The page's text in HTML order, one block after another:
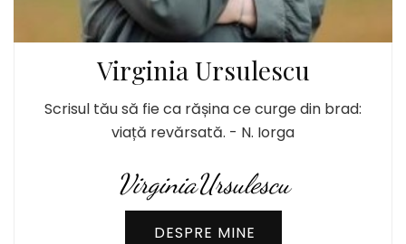
Virginia Ursulescu
Scrisul tău să fie ca rășina ce curge din brad:
viață revărsată. - N. Iorga
VirginiaUrsulescu
DESPRE MINE